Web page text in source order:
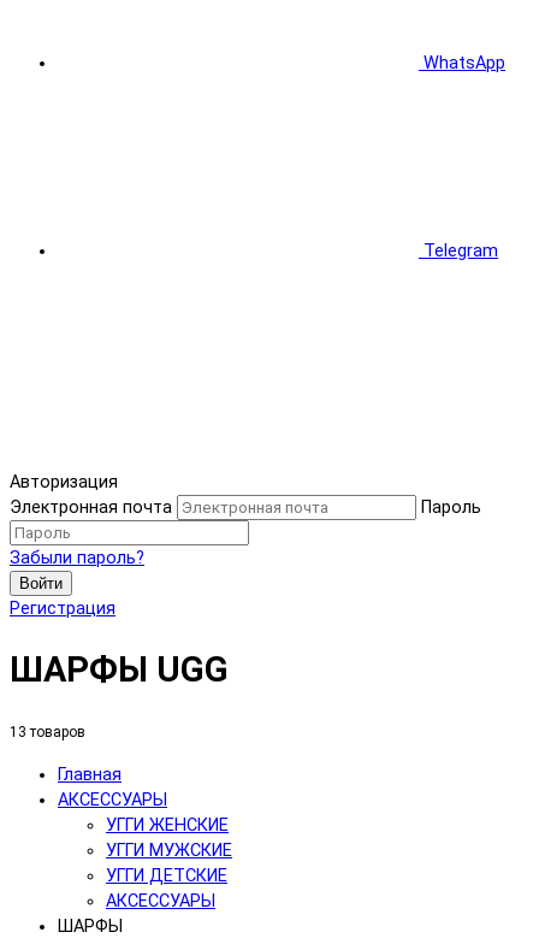
WhatsApp
Telegram
Авторизация
Электронная почта
Пароль
Забыли пароль?
Войти
Регистрация
ШАРФЫ UGG
13 товаров
Главная
АКСЕССУАРЫ
УГГИ ЖЕНСКИЕ
УГГИ МУЖСКИЕ
УГГИ ДЕТСКИЕ
АКСЕССУАРЫ
ШАРФЫ